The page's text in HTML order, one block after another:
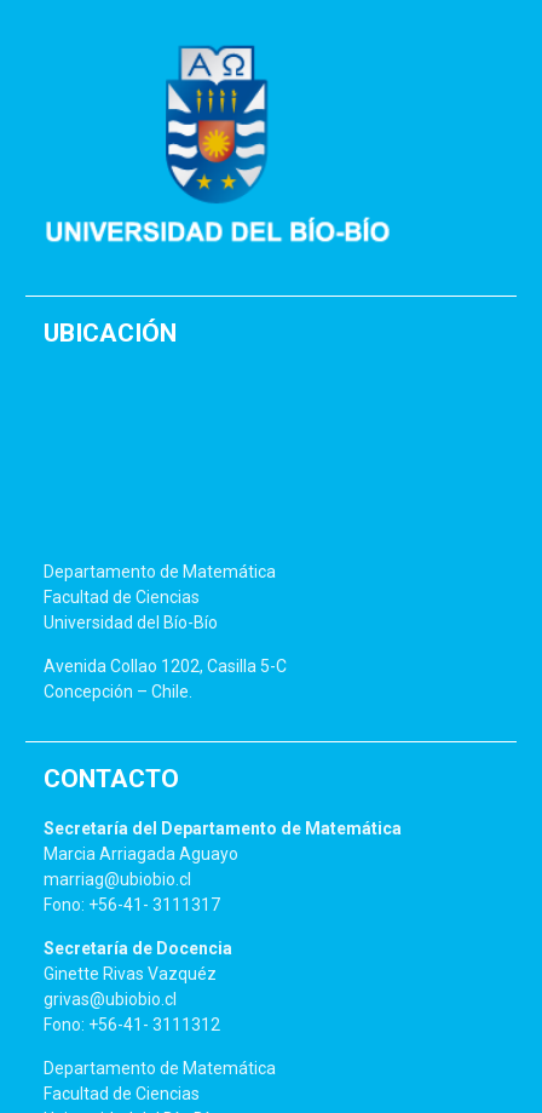
UBICACIÓN
Departamento de Matemática
Facultad de Ciencias
Universidad del Bío-Bío
Avenida Collao 1202, Casilla 5-C
Concepción – Chile.
CONTACTO
Secretaría del Departamento de Matemática
Marcia Arriagada Aguayo
marriag@ubiobio.cl
Fono: +56-41- 3111317
Secretaría de Docencia
Ginette Rivas Vazquéz
grivas@ubiobio.cl
Fono: +56-41- 3111312
Departamento de Matemática
Facultad de Ciencias